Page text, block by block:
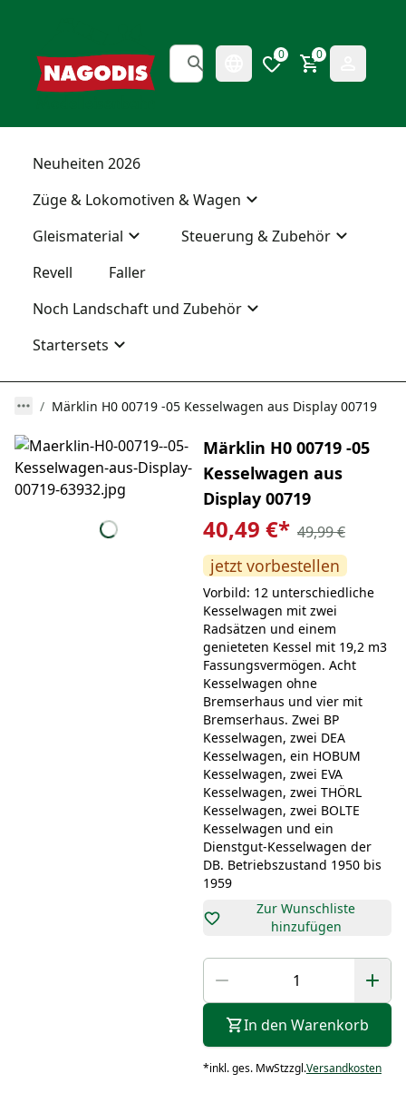
0 0
Neuheiten 2026
Züge & Lokomotiven & Wagen
Gleismaterial
Steuerung & Zubehör
Revell
Faller
Noch Landschaft und Zubehör
Startersets
Märklin H0 00719 -05 Kesselwagen aus Display 00719
Märklin H0 00719 -05
Kesselwagen aus
Display 00719
40,49 €* 49,99 €
jetzt vorbestellen
Vorbild: 12 unterschiedliche
Kesselwagen mit zwei
Radsätzen und einem
genieteten Kessel mit 19,2 m3
Fassungsvermögen. Acht
Kesselwagen ohne
Bremserhaus und vier mit
Bremserhaus. Zwei BP
Kesselwagen, zwei DEA
Kesselwagen, ein HOBUM
Kesselwagen, zwei EVA
Kesselwagen, zwei THÖRL
Kesselwagen, zwei BOLTE
Kesselwagen und ein
Dienstgut-Kesselwagen der
DB. Betriebszustand 1950 bis
1959
Zur Wunschliste
hinzufügen
In den Warenkorb
*inkl. ges. MwStzzgl.Versandkosten